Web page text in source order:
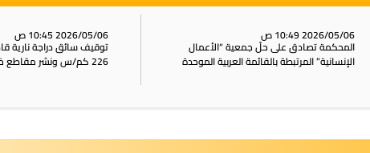
2026/05/06 10:49 ص
المحكمة تصادق على حلّ جمعية “الأعمال
الإنسانية” المرتبطة بالقائمة العربية الموحدة
2026/05/06 10:45 ص
توقيف سائق دراجة نارية
226 كم/س ونشر مقاطع خطيرة على الشبكات